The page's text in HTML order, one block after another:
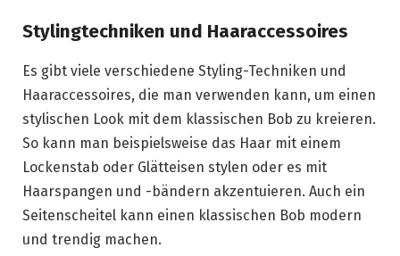
Stylingtechniken und Haaraccessoires
Es gibt viele verschiedene Styling-Techniken und
Haaraccessoires, die man verwenden kann, um einen
stylischen Look mit dem klassischen Bob zu kreieren.
So kann man beispielsweise das Haar mit einem
Lockenstab oder Glätteisen stylen oder es mit
Haarspangen und -bändern akzentuieren. Auch ein
Seitenscheitel kann einen klassischen Bob modern
und trendig machen.